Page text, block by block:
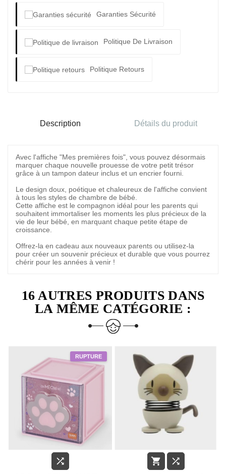
Garanties Sécurité
Politique De Livraison
Politique Retours
Description Détails du produit
Avec l'affiche "Mes premières fois", vous pouvez désormais
marquer chaque nouvelle prouesse de votre petit trésor
grâce à un tampon dateur inclus et un encrier fourni.
Le design doux, poétique et chaleureux de l'affiche convient
à tous les styles de chambre de bébé.
Cette affiche est le compagnon idéal pour les parents qui
souhaitent immortaliser les moments les plus précieux de la
vie de leur bébé, en marquant chaque petite étape de
croissance.
Offrez-la en cadeau aux nouveaux parents ou utilisez-la
pour créer un souvenir précieux et durable que vous pourrez
chérir pour les années à venir !
16 AUTRES PRODUITS DANS
LA MÊME CATÉGORIE :
  